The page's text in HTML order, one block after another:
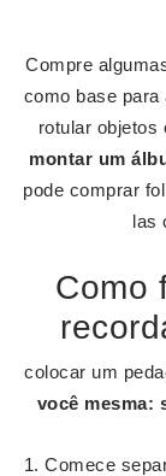
Compre
como base
rotular objetos
montar um
pode comprar
las
Como
colocar um
você mesma:
Comece